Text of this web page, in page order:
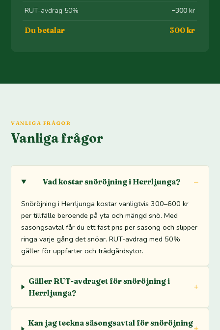
RUT-avdrag 50% −300 kr
Du betalar 300 kr
VANLIGA FRÅGOR
Vanliga frågor
Vad kostar snöröjning i Herrljunga?
Snöröjning i Herrljunga kostar vanligtvis 300–600 kr
per tillfälle beroende på yta och mängd snö. Med
säsongsavtal får du ett fast pris per säsong och slipper
ringa varje gång det snöar. RUT-avdrag med 50%
gäller för uppfarter och trädgårdsytor.
Gäller RUT-avdraget för snöröjning i
Herrljunga?
Kan jag teckna säsongsavtal för snöröjning